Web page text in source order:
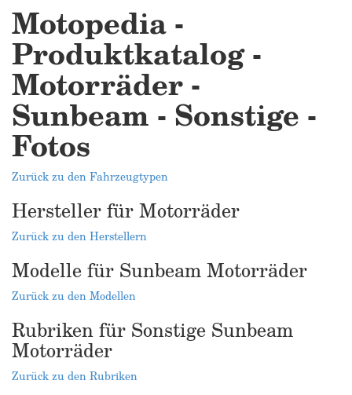
Motopedia -
Produktkatalog -
Motorräder -
Sunbeam - Sonstige -
Fotos
Zurück zu den Fahrzeugtypen
Hersteller für Motorräder
Zurück zu den Herstellern
Modelle für Sunbeam Motorräder
Zurück zu den Modellen
Rubriken für Sonstige Sunbeam
Motorräder
Zurück zu den Rubriken